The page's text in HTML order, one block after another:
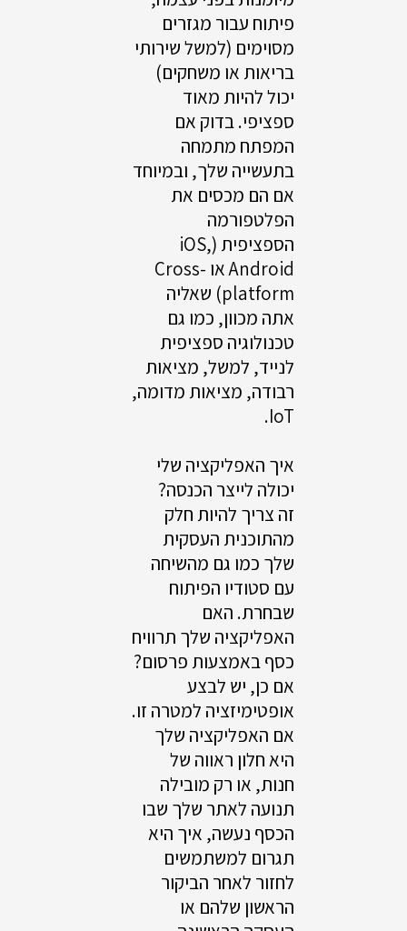
פיתוח עבור מגזרים
מסוימים (למשל שירותי
בריאות או משחקים)
יכול להיות מאוד
ספציפי. בדוק אם
המפתח מתמחה
בתעשייה שלך, ובמיוחד
אם הם מכסים את
הפלטפורמה
הספציפית (iOS,
Android או Cross-
platform) שאליה
אתה מכוון, כמו גם
טכנולוגיה ספציפית
לנייד, למשל, מציאות
רבודה, מציאות מדומה,
IoT.
איך האפליקציה שלי
יכולה לייצר הכנסה?
זה צריך להיות חלק
מהתוכנית העסקית
שלך כמו גם מהשיחה
עם סטודיו הפיתוח
שבחרת. האם
האפליקציה שלך תרוויח
כסף באמצעות פרסום?
אם כן, יש לבצע
אופטימיזציה למטרה זו.
אם האפליקציה שלך
היא חלון ראווה של
חנות, או רק מובילה
תנועה לאתר שלך שבו
הכסף נעשה, איך היא
תגרום למשתמשים
לחזור לאחר הביקור
הראשון שלהם או